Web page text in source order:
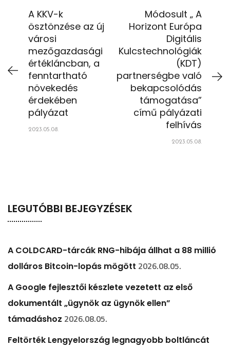
A KKV-k
ösztönzése az új
városi
mezőgazdasági
értékláncban, a
fenntartható
növekedés
érdekében
pályázat
2023.05.08.
Módosult „ A
Horizont Európa
Digitális
Kulcstechnológiák
(KDT)
partnerségbe való
bekapcsolódás
támogatása”
című pályázati
felhívás
2023.05.08.
LEGUTÓBBI BEJEGYZÉSEK
A COLDCARD-tárcák RNG-hibája állhat a 88 millió
dolláros Bitcoin-lopás mögött 2026.08.05.
A Google fejlesztői készlete vezetett az első
dokumentált „ügynök az ügynök ellen”
támadáshoz 2026.08.05.
Feltörték Lengyelország legnagyobb boltláncát